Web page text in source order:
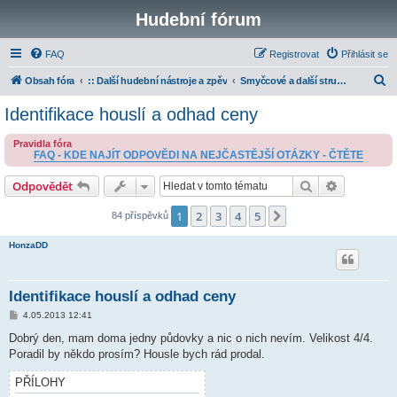
Hudební fórum
FAQ Přihlásit se
Registrovat
Obsah fóra :: Další hudební nástroje a zpěv Smyčcové a další strunné nástroje
a
Identifikace houslí a odhad ceny
Pravidla fóra
FAQ - KDE NAJÍT ODPOVĚDI NA NEJČASTĚJŠÍ OTÁZKY - ČTĚTE
Odpovědět Hledat
84 příspěvků 1 2 3 4 5
HonzaDD
Identifikace houslí a odhad ceny
P
í
p
v
e
4.05.2013 12:41
Dobrý den, mam doma jedny půdovky a nic o nich nevím. Velikost 4/4.
Poradil by někdo prosím? Housle bych rád prodal.
PŘÍLOHY